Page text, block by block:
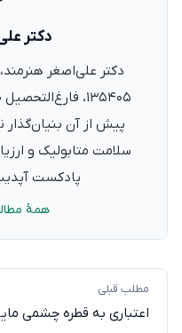
دکتر
دکتر علی‌اصغر
پیش از آن بنیان‌گذار
سلامت متابولیک و
پادکست
همهٔ
مطلب قبلی
اعتباری به قطره چشمی